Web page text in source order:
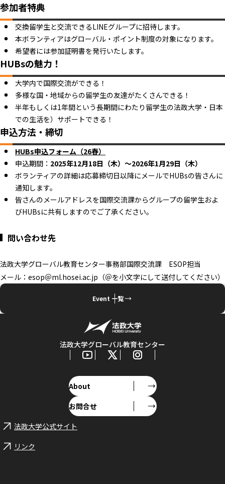
参加者特典
交換留学生と交流できるLINEグループに招待します。
本ボランティアはグローバル・ポイント制度の対象になります。
希望者には参加証明書を発行いたします。
HUBsの魅力！
大学内で国際交流ができる！
多様な国・地域からの留学生の友達がたくさんできる！
半年もしくは1年間という長期間にわたり留学生の法政大学・日本
での生活を）サポートできる！
申込方法・締切
HUBs申込フォーム（26春）
申込期間： 2025年12月18日（木）～2026年1月29日（木）
ボランティアの詳細は応募締切日以降にメールでHUBsの皆さんに
通知します。
皆さんのメールアドレスを国際交流課からグループの留学生およ
びHUBsに共有しますのでご了承ください。
問い合わせ先
法政大学グローバル教育センター事務部国際交流課 ESOP担当
メール：esop＠ml.hosei.ac.jp（＠を小文字にして送付してください）
Event 一覧
法政大学グローバル教育センター
About
お問合せ
法政大学公式サイト
リンク